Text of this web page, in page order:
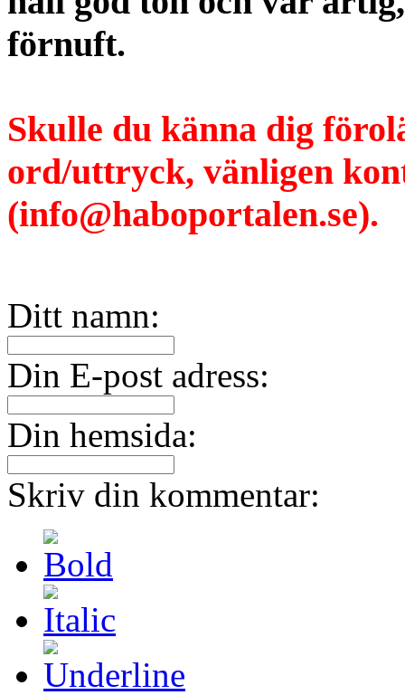
förnuft.
Skulle du känna dig
ord/uttryck, vänligen
(info@haboportalen.se).
Ditt namn:
Din E-post adress:
Din hemsida:
Skriv din kommentar: